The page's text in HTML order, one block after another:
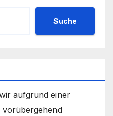
Suche
aufgrund einer
vorübergehend